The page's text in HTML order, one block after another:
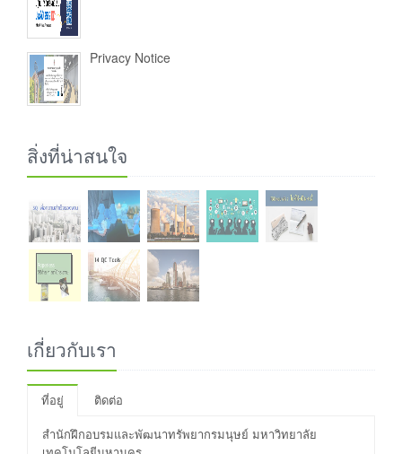
Privacy Notice
สิ่งที่น่าสนใจ
เกี่ยวกับเรา
ที่อยู่
ติดต่อ
สำนักฝึกอบรมและพัฒนาทรัพยากรมนุษย์ มหาวิทยาลัย